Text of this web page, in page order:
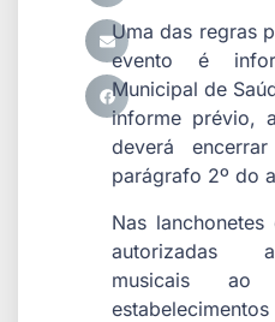
Uma das regras
evento é
Municipal de
informe prévio,
deverá
parágrafo 2º do
Nas
autorizadas
musicais